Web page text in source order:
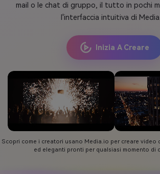
mail o le chat di gruppo, il tutto in pochi
l'interfaccia intuitiva di
Inizia A Creare
Scopri come i creatori usano Media.io per creare video
ed eleganti pronti per qualsiasi momento di